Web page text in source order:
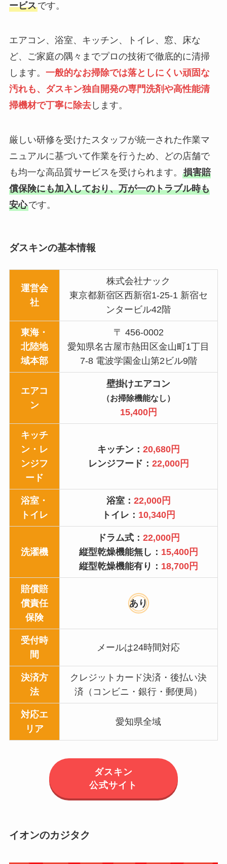
ービスです。
エアコン、浴室、キッチン、トイレ、窓、床な
ど、ご家庭の隅々までプロの技術で徹底的に清掃
します。 一般的なお掃除では落としにくい頑固な
汚れも、ダスキン独自開発の専門洗剤や高性能清
掃機材で丁寧に除去します。
厳しい研修を受けたスタッフが統一された作業マ
ニュアルに基づいて作業を行うため、どの店舗で
も均一な高品質サービスを受けられます。 損害賠
償保険にも加入しており、万が一のトラブル時も
安心です。
ダスキンの基本情報
運営会
社
株式会社ナック
東京都新宿区西新宿1-25-1 新宿セ
ンタービル42階
東海・
北陸地
域本部
〒 456-0002
愛知県名古屋市熱田区金山町1丁目
7-8 電波学園金山第2ビル9階
エアコ
ン
壁掛けエアコン
（お掃除機能なし）
15,400円
キッチ
ン・レ
ンジフ
ード
キッチン： 20,680円
レンジフード： 22,000円
浴室・
トイレ
浴室： 22,000円
トイレ： 10,340円
洗濯機
ドラム式： 22,000円
縦型乾燥機能無し： 15,400円
縦型乾燥機能有り： 18,700円
賠償賠
償責任
保険
あり
受付時
間
メールは24時間対応
決済方
法
クレジットカード決済・後払い決
済（コンビニ・銀行・郵便局）
対応エ
リア
愛知県全域
ダスキン
公式サイト
イオンのカジタク